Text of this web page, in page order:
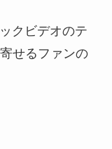
クビデオのテ
せるファンの